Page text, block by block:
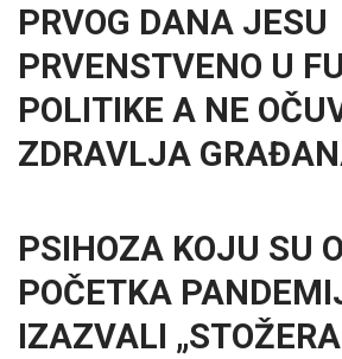
PRVOG DANA JESU
PRVENSTVENO U
POLITIKE A NE
ZDRAVLJA
PSIHOZA KOJU SU
POČETKA
IZAZVALI